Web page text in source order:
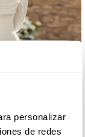
personalizar
de redes